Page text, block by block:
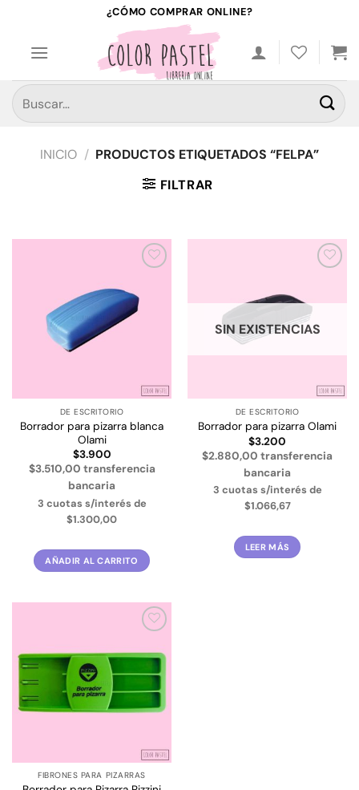
contenido
¿CÓMO COMPRAR ONLINE?
Buscar
por:
INICIO / PRODUCTOS ETIQUETADOS “FELPA”
FILTRAR
lista de
deseos
DE ESCRITORIO
Borrador para pizarra blanca
Olami
$3.900
$3.510,00 transferencia
bancaria
3 cuotas s/interés de
$1.300,00
AÑADIR AL CARRITO
lista de
deseos
SIN EXISTENCIAS
DE ESCRITORIO
Borrador para pizarra Olami
$3.200
$2.880,00 transferencia
bancaria
3 cuotas s/interés de
$1.066,67
LEER MÁS
a la
lista de
deseos
FIBRONES PARA PIZARRAS